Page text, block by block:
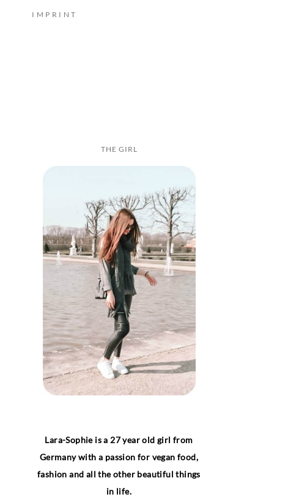
IMPRINT
THE GIRL
Lara-Sophie is a 27 year old girl from
Germany with a passion for vegan food,
fashion and all the other beautiful things
in life.